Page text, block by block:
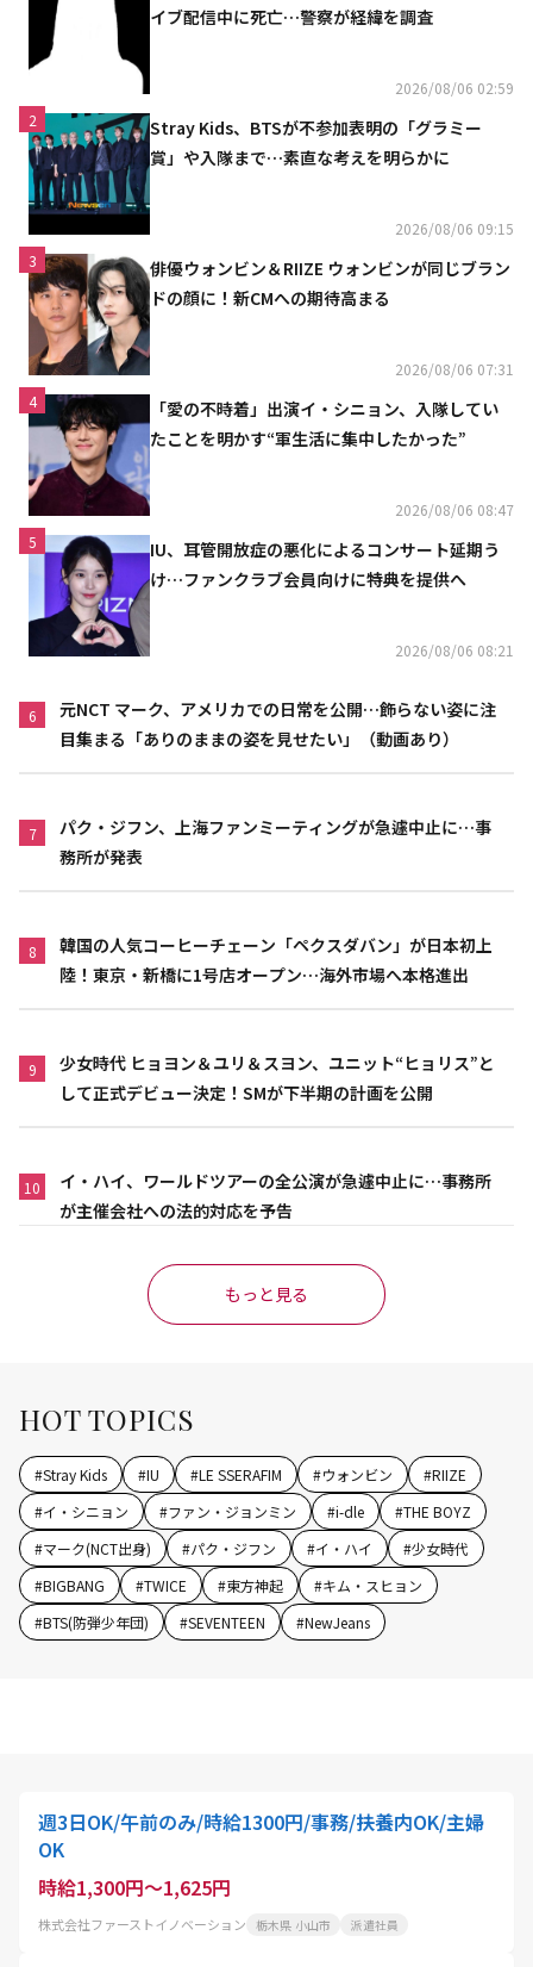
イブ配信中に死亡…警察が経緯を調査
2026/08/06 02:59
2
Stray Kids、BTSが不参加表明の「グラミー
賞」や入隊まで…素直な考えを明らかに
2026/08/06 09:15
3
俳優ウォンビン＆RIIZE ウォンビンが同じブラン
ドの顔に！新CMへの期待高まる
2026/08/06 07:31
4
「愛の不時着」出演イ・シニョン、入隊してい
たことを明かす“軍生活に集中したかった”
2026/08/06 08:47
5
IU、耳管開放症の悪化によるコンサート延期う
け…ファンクラブ会員向けに特典を提供へ
2026/08/06 08:21
6
元NCT マーク、アメリカでの日常を公開…飾らない姿に注
目集まる「ありのままの姿を見せたい」（動画あり）
7
パク・ジフン、上海ファンミーティングが急遽中止に…事
務所が発表
8
韓国の人気コーヒーチェーン「ペクスダバン」が日本初上
陸！東京・新橋に1号店オープン…海外市場へ本格進出
9
少女時代 ヒョヨン＆ユリ＆スヨン、ユニット“ヒョリス”と
して正式デビュー決定！SMが下半期の計画を公開
10
イ・ハイ、ワールドツアーの全公演が急遽中止に…事務所
が主催会社への法的対応を予告
もっと見る
HOT TOPICS
#Stray Kids #IU #LE SSERAFIM #ウォンビン #RIIZE
#イ・シニョン #ファン・ジョンミン #i-dle #THE BOYZ
#マーク(NCT出身) #パク・ジフン #イ・ハイ #少女時代
#BIGBANG #TWICE #東方神起 #キム・スヒョン
#BTS(防弾少年団) #SEVENTEEN #NewJeans
週3日OK/午前のみ/時給1300円/事務/扶養内OK/主婦
OK
時給1,300円～1,625円
株式会社ファーストイノベーション 栃木県 小山市 派遣社員